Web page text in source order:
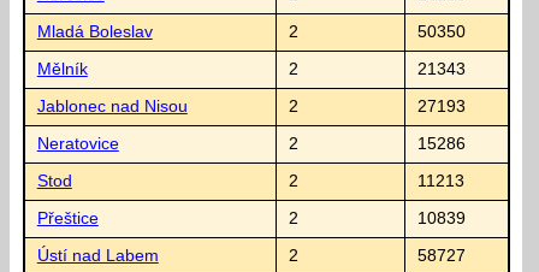
Mladá Boleslav 2 50350
Mělník 2 21343
Jablonec nad Nisou 2 27193
Neratovice 2 15286
Stod 2 11213
Přeštice 2 10839
Ústí nad Labem 2 58727